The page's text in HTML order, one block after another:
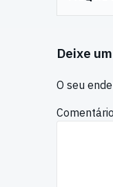
Deixe
O seu
Comentário